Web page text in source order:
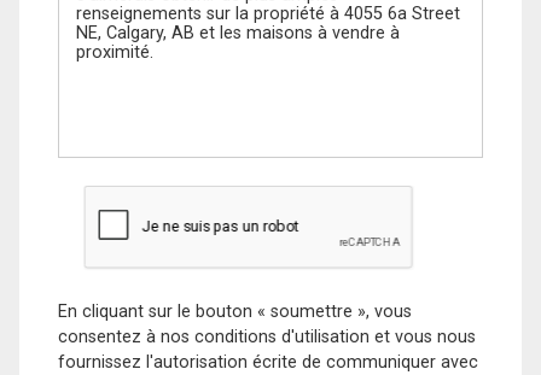
En cliquant sur le bouton « soumettre », vous
consentez à nos conditions d'utilisation et vous nous
fournissez l'autorisation écrite de communiquer avec